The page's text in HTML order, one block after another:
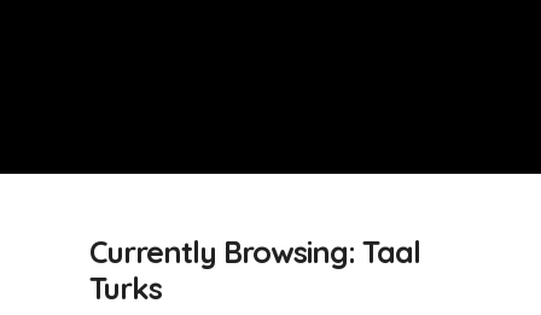
Currently Browsing: Taal
Turks